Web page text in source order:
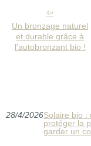
Un bronzage naturel
et durable grâce à
l'autobronzant bio !
28/4/2026Solaire bio :
protéger la
garder un